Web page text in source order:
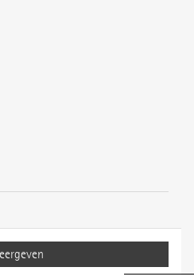
inzake gegevensbescherming